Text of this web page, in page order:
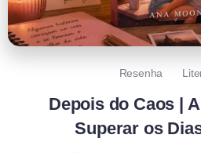
Resenha
Depois do Caos |
Superar os